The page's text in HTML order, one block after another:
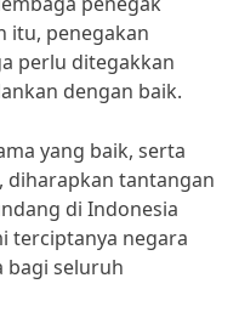
itu, penegakan
perlu ditegakkan
dengan baik.
yang baik, serta
diharapkan tantangan
di Indonesia
terciptanya negara
bagi seluruh